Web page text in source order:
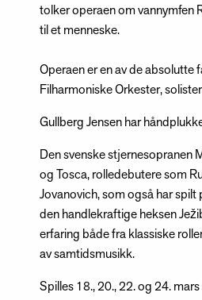
tolker operaen om vannymfen
til et menneske.
Operaen er en av de absolutte
Filharmoniske Orkester,
Gullberg Jensen har
Den svenske stjernesopranen
og Tosca, rolledebutere som
Jovanovich, som også har
den handlekraftige heksen
erfaring både fra klassiske
av samtidsmusikk.
Spilles 18., 20., 22. og 24.